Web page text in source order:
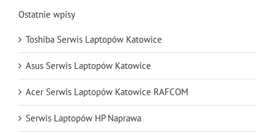
Ostatnie wpisy
Toshiba Serwis Laptopów Katowice
Asus Serwis Laptopów Katowice
Acer Serwis Laptopów Katowice RAFCOM
Serwis Laptopów HP Naprawa